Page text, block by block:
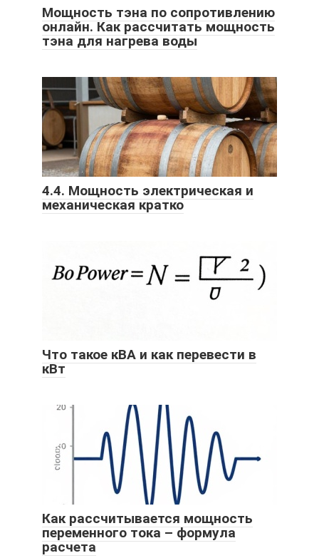
Мощность тэна по сопротивлению
онлайн. Как рассчитать мощность
тэна для нагрева воды
4.4. Мощность электрическая и
механическая кратко
Что такое кВА и как перевести в
кВт
Как рассчитывается мощность
переменного тока – формула
расчета